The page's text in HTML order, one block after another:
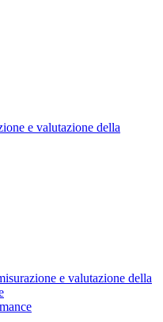
e valutazione della
e valutazione della